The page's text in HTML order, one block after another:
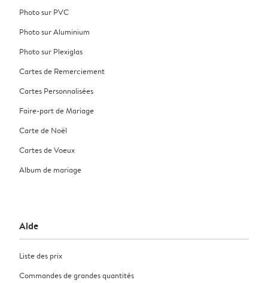
Photo sur PVC
Photo sur Aluminium
Photo sur Plexiglas
Cartes de Remerciement
Cartes Personnalisées
Faire-part de Mariage
Carte de Noël
Cartes de Voeux
Album de mariage
Aide
Liste des prix
Commandes de grandes quantités